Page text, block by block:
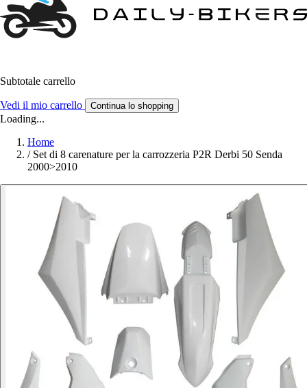
Subtotale carrello
Vedi il mio carrello Continua lo shopping
Loading...
Home
/ Set di 8 carenature per la carrozzeria P2R Derbi 50 Senda
2000>2010